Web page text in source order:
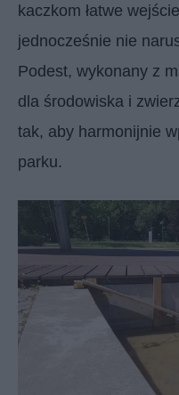
kaczkom łatwe
jednocześnie nie
Podest, wykonany z
dla środowiska i
tak, aby harmonijnie
parku.